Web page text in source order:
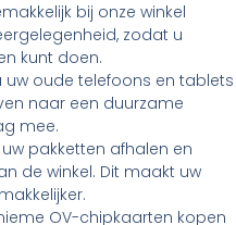
bij onze winkel
zodat u
kunt doen.
uw oude telefoons en tablets
naar een duurzame
mee.
pakketten afhalen en
de winkel. Dit maakt uw
OV-chipkaarten kopen